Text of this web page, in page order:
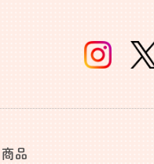
商品